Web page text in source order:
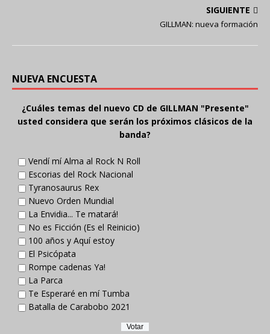
SIGUIENTE
GILLMAN: nueva formación
NUEVA ENCUESTA
¿Cuáles temas del nuevo CD de GILLMAN "Presente"
usted considera que serán los próximos clásicos de la
banda?
Vendí mí Alma al Rock N Roll
Escorias del Rock Nacional
Tyranosaurus Rex
Nuevo Orden Mundial
La Envidia... Te matará!
No es Ficción (Es el Reinicio)
100 años y Aquí estoy
El Psicópata
Rompe cadenas Ya!
La Parca
Te Esperaré en mí Tumba
Batalla de Carabobo 2021